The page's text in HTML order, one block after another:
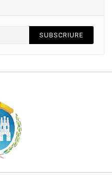
SUBSCRIURE